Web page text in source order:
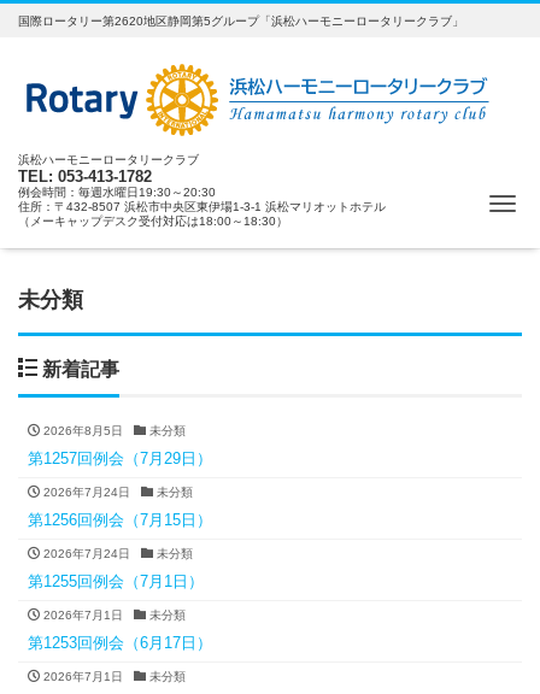
国際ロータリー第2620地区静岡第5グループ「浜松ハーモニーロータリークラブ」
浜松ハーモニーロータリークラブ
TEL: 053-413-1782
例会時間：毎週水曜日19:30～20:30
住所：〒432-8507 浜松市中央区東伊場1-3-1 浜松マリオットホテル
（メーキャップデスク受付対応は18:00～18:30）
ナ
未分類
新着記事
2026年8月5日 未分類
第1257回例会（7月29日）
2026年7月24日 未分類
第1256回例会（7月15日）
2026年7月24日 未分類
第1255回例会（7月1日）
2026年7月1日 未分類
第1253回例会（6月17日）
2026年7月1日 未分類